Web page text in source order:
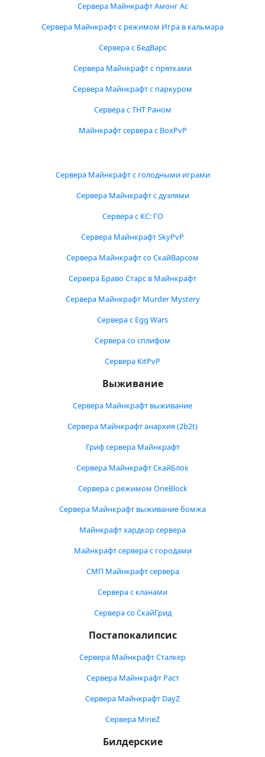
Сервера Майнкрафт Амонг Ас
Сервера Майнкрафт с режимом Игра в кальмара
Сервера с БедВарс
Сервера Майнкрафт с прятками
Сервера Майнкрафт с паркуром
Сервера с ТНТ Раном
Майнкрафт сервера с BoxPvP
Сервера Майнкрафт с голодными играми
Сервера Майнкрафт с дуэлями
Сервера с КС: ГО
Сервера Майнкрафт SkyPvP
Сервера Майнкрафт со СкайВарсом
Сервера Браво Старс в Майнкрафт
Сервера Майнкрафт Murder Mystery
Сервера с Egg Wars
Сервера со сплифом
Сервера KitPvP
Выживание
Сервера Майнкрафт выживание
Сервера Майнкрафт анархия (2b2t)
Гриф сервера Майнкрафт
Сервера Майнкрафт СкайБлок
Сервера с режимом OneBlock
Сервера Майнкрафт выживание бомжа
Майнкрафт хардкор сервера
Майнкрафт сервера с городами
СМП Майнкрафт сервера
Сервера с кланами
Сервера со СкайГрид
Постапокалипсис
Сервера Майнкрафт Сталкер
Сервера Майнкрафт Раст
Сервера Майнкрафт DayZ
Сервера MineZ
Билдерские